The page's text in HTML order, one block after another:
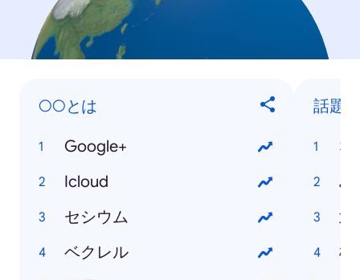
○○とは
Google+
Icloud
セシウム
ベクレル
話題
な
島
武
松